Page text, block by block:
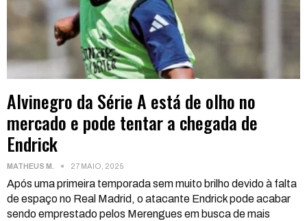
Alvinegro da Série A está de olho no
mercado e pode tentar a chegada de
Endrick
MATHEUS M. 27 MAIO, 2025
Após uma primeira temporada sem muito brilho devido à falta
de espaço no Real Madrid, o atacante Endrick pode acabar
sendo emprestado pelos Merengues em busca de mais